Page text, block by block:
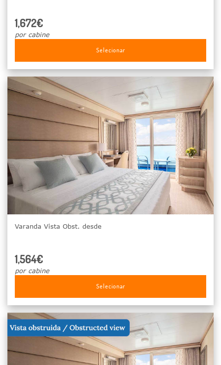
1,672€
por cabine
Selecionar
Varanda Vista Obst. desde
1,564€
por cabine
Selecionar